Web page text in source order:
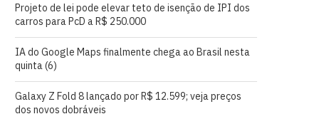
Projeto de lei pode elevar teto de isenção de IPI dos
carros para PcD a R$ 250.000
IA do Google Maps finalmente chega ao Brasil nesta
quinta (6)
Galaxy Z Fold 8 lançado por R$ 12.599; veja preços
dos novos dobráveis